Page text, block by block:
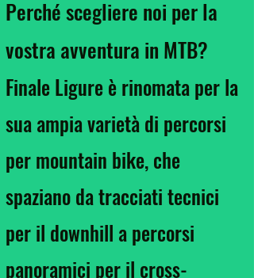
Perché scegliere noi per la
vostra avventura in MTB?
Finale Ligure è rinomata per la
sua ampia varietà di percorsi
per mountain bike, che
spaziano da tracciati tecnici
per il downhill a percorsi
panoramici per il cross-